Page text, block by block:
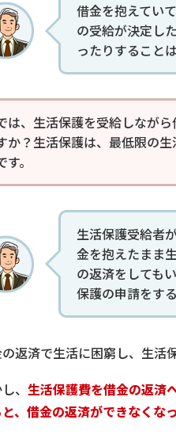
借金を抱えてい
の受給が決定し
ったりすること
は、生活保護を受給しなが
か？生活保護は、最低限の
す。
生活保護受給者
金を抱えたまま
の返済をしても
保護の申請をす
返済で生活に困窮し、生活
、 生活保護費を借金の返済
、借金の返済ができなくな